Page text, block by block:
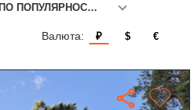
ПО ПОПУЛЯРНОСТИ
Валюта: ₽ $ €